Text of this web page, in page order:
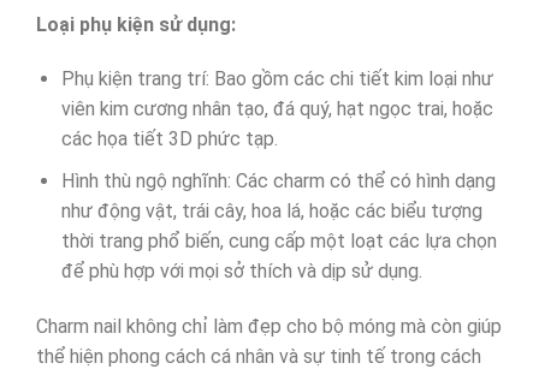
Loại phụ kiện sử dụng:
Phụ kiện trang trí: Bao gồm các chi tiết kim loại như
viên kim cương nhân tạo, đá quý, hạt ngọc trai, hoặc
các họa tiết 3D phức tạp.
Hình thù ngộ nghĩnh: Các charm có thể có hình dạng
như động vật, trái cây, hoa lá, hoặc các biểu tượng
thời trang phổ biến, cung cấp một loạt các lựa chọn
để phù hợp với mọi sở thích và dịp sử dụng.
Charm nail không chỉ làm đẹp cho bộ móng mà còn giúp
thể hiện phong cách cá nhân và sự tinh tế trong cách